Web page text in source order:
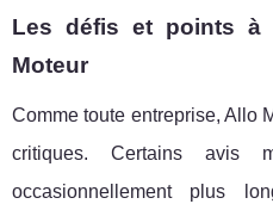
Les défis et points à
Moteur
Comme toute entreprise, Allo
critiques. Certains avis
occasionnellement plus